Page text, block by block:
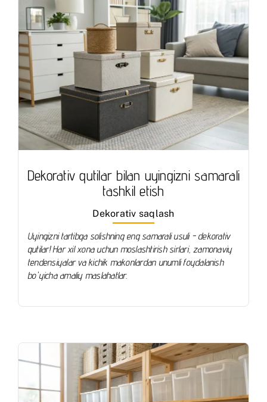
Dekorativ qutilar bilan uyingizni samarali
tashkil etish
Dekorativ saqlash
Uyingizni tartibga solishning eng samarali usuli - dekorativ
qutilar! Har xil xona uchun moslashtirish sirlari, zamonaviy
tendensiyalar va kichik makonlardan unumli foydalanish
bo'yicha amaliy maslahatlar.